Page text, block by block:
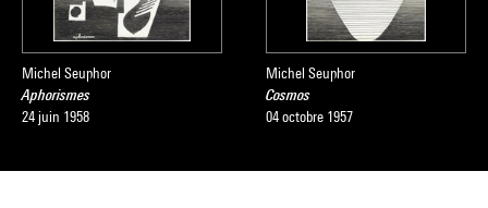
Michel Seuphor
Aphorismes
24 juin 1958
Michel Seuphor
Cosmos
04 octobre 1957